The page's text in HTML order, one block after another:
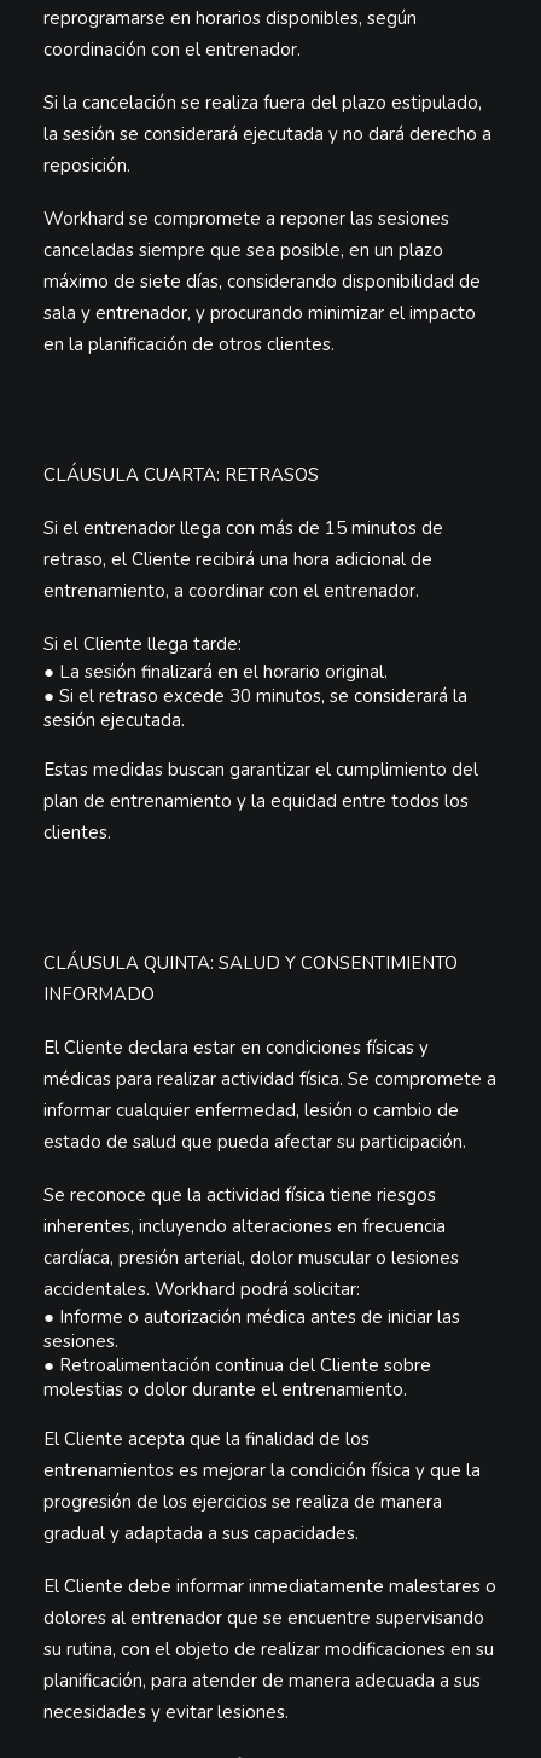
reprogramarse en horarios disponibles, según
coordinación con el entrenador.
Si la cancelación se realiza fuera del plazo estipulado,
la sesión se considerará ejecutada y no dará derecho a
reposición.
Workhard se compromete a reponer las sesiones
canceladas siempre que sea posible, en un plazo
máximo de siete días, considerando disponibilidad de
sala y entrenador, y procurando minimizar el impacto
en la planificación de otros clientes.
CLÁUSULA CUARTA: RETRASOS
Si el entrenador llega con más de 15 minutos de
retraso, el Cliente recibirá una hora adicional de
entrenamiento, a coordinar con el entrenador.
Si el Cliente llega tarde:
● La sesión finalizará en el horario original.
● Si el retraso excede 30 minutos, se considerará la
sesión ejecutada.
Estas medidas buscan garantizar el cumplimiento del
plan de entrenamiento y la equidad entre todos los
clientes.
CLÁUSULA QUINTA: SALUD Y CONSENTIMIENTO
INFORMADO
El Cliente declara estar en condiciones físicas y
médicas para realizar actividad física. Se compromete a
informar cualquier enfermedad, lesión o cambio de
estado de salud que pueda afectar su participación.
Se reconoce que la actividad física tiene riesgos
inherentes, incluyendo alteraciones en frecuencia
cardíaca, presión arterial, dolor muscular o lesiones
accidentales. Workhard podrá solicitar:
● Informe o autorización médica antes de iniciar las
sesiones.
● Retroalimentación continua del Cliente sobre
molestias o dolor durante el entrenamiento.
El Cliente acepta que la finalidad de los
entrenamientos es mejorar la condición física y que la
progresión de los ejercicios se realiza de manera
gradual y adaptada a sus capacidades.
El Cliente debe informar inmediatamente malestares o
dolores al entrenador que se encuentre supervisando
su rutina, con el objeto de realizar modificaciones en su
planificación, para atender de manera adecuada a sus
necesidades y evitar lesiones.